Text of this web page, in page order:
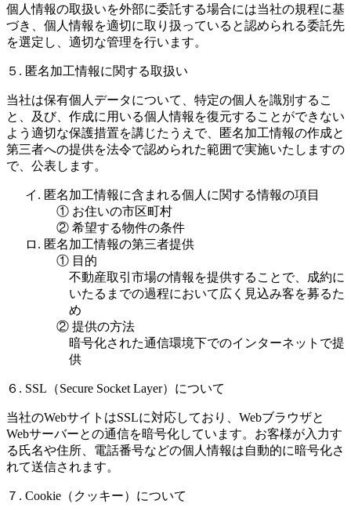
個人情報の取扱いを外部に委託する場合には当社の規程に基
づき、個人情報を適切に取り扱っていると認められる委託先
を選定し、適切な管理を行います。
５. 匿名加工情報に関する取扱い
当社は保有個人データについて、特定の個人を識別するこ
と、及び、作成に用いる個人情報を復元することができない
よう適切な保護措置を講じたうえで、匿名加工情報の作成と
第三者への提供を法令で認められた範囲で実施いたしますの
で、公表します。
イ. 匿名加工情報に含まれる個人に関する情報の項目
① お住いの市区町村
② 希望する物件の条件
ロ. 匿名加工情報の第三者提供
① 目的
不動産取引市場の情報を提供することで、成約に
いたるまでの過程において広く見込み客を募るた
め
② 提供の方法
暗号化された通信環境下でのインターネットで提
供
６. SSL（Secure Socket Layer）について
当社のWebサイトはSSLに対応しており、Webブラウザと
Webサーバーとの通信を暗号化しています。お客様が入力す
る氏名や住所、電話番号などの個人情報は自動的に暗号化さ
れて送信されます。
７. Cookie（クッキー）について